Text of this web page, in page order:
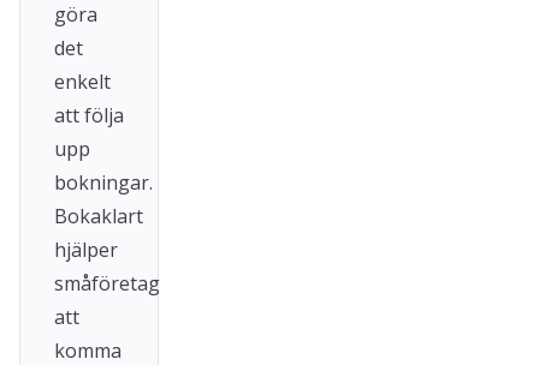
göra
det
enkelt
att följa
upp
bokningar.
Bokaklart
hjälper
småföretag
att
komma